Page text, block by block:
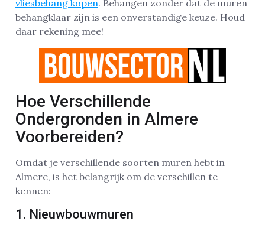
vliesbehang kopen. Behangen zonder dat de muren
behangklaar zijn is een onverstandige keuze. Houd
daar rekening mee!
Hoe Verschillende
Ondergronden in Almere
Voorbereiden?
Omdat je verschillende soorten muren hebt in
Almere, is het belangrijk om de verschillen te
kennen:
1. Nieuwbouwmuren